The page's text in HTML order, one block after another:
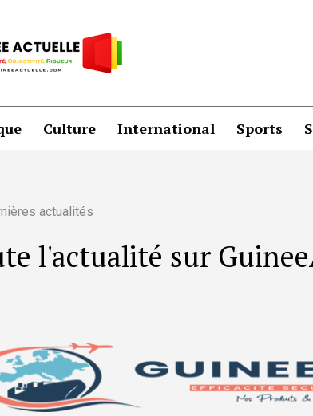
Culture International Sports
actualités
l'actualité sur